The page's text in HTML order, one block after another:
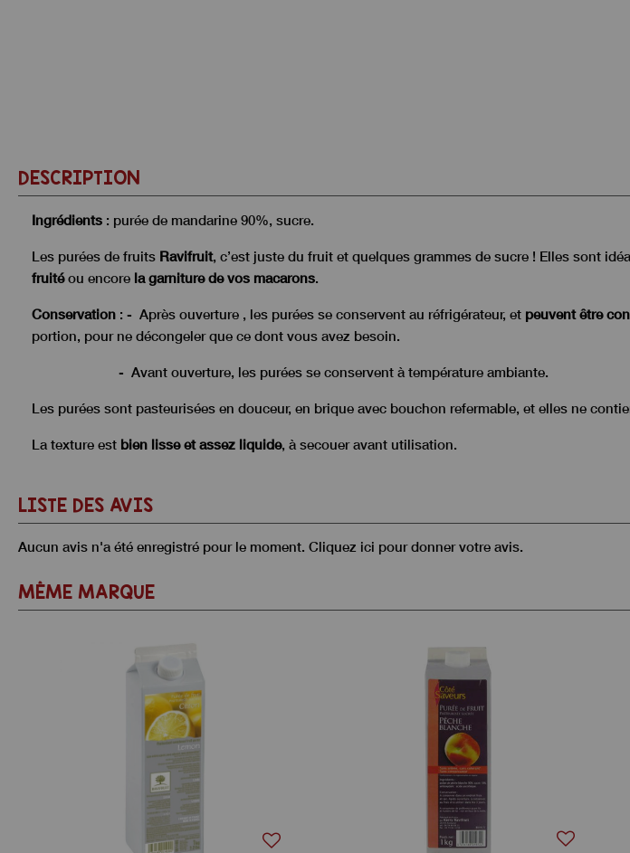
DESCRIPTION
Ingrédients : purée de mandarine 90%, sucre.
Les purées de fruits Ravifruit, c’est juste du fruit et quelques grammes de sucre ! Elles sont
fruitéou encore la garniture de vos macarons.
Conservation : - Après ouverture , les purées se conservent au réfrigérateur, et peuvent être
portion, pour ne décongeler que ce dont vous avez besoin.
- Avant ouverture, les purées se conservent à température ambiante.
Les purées sont pasteurisées en douceur, en brique avec bouchon refermable, et elles ne
La texture est bien lisse et assez liquide, à secouer avant utilisation.
LISTE DES AVIS
Aucun avis n'a été enregistré pour le moment. Cliquez ici pour donner votre avis.
MÊME MARQUE